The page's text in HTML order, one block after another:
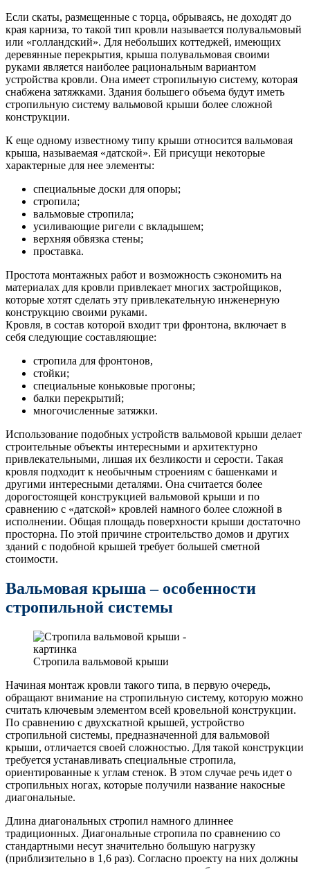
Если скаты, размещенные с торца, обрываясь, не доходят до
края карниза, то такой тип кровли называется полувальмовый
или «голландский». Для небольших коттеджей, имеющих
деревянные перекрытия, крыша полувальмовая своими
руками является наиболее рациональным вариантом
устройства кровли. Она имеет стропильную систему, которая
снабжена затяжками. Здания большего объема будут иметь
стропильную систему вальмовой крыши более сложной
конструкции.
К еще одному известному типу крыши относится вальмовая
крыша, называемая «датской». Ей присущи некоторые
характерные для нее элементы:
специальные доски для опоры;
стропила;
вальмовые стропила;
усиливающие ригели с вкладышем;
верхняя обвязка стены;
проставка.
Простота монтажных работ и возможность сэкономить на
материалах для кровли привлекает многих застройщиков,
которые хотят сделать эту привлекательную инженерную
конструкцию своими руками.
Кровля, в состав которой входит три фронтона, включает в
себя следующие составляющие:
стропила для фронтонов,
стойки;
специальные коньковые прогоны;
балки перекрытий;
многочисленные затяжки.
Использование подобных устройств вальмовой крыши делает
строительные объекты интересными и архитектурно
привлекательными, лишая их безликости и серости. Такая
кровля подходит к необычным строениям с башенками и
другими интересными деталями. Она считается более
дорогостоящей конструкцией вальмовой крыши и по
сравнению с «датской» кровлей намного более сложной в
исполнении. Общая площадь поверхности крыши достаточно
просторна. По этой причине строительство домов и других
зданий с подобной крышей требует большей сметной
стоимости.
Вальмовая крыша – особенности
стропильной системы
Стропила вальмовой крыши
Начиная монтаж кровли такого типа, в первую очередь,
обращают внимание на стропильную систему, которую можно
считать ключевым элементом всей кровельной конструкции.
По сравнению с двухскатной крышей, устройство
стропильной системы, предназначенной для вальмовой
крыши, отличается своей сложностью. Для такой конструкции
требуется устанавливать специальные стропила,
ориентированные к углам стенок. В этом случае речь идет о
стропильных ногах, которые получили название накосные
диагональные.
Длина диагональных стропил намного длиннее
традиционных. Диагональные стропила по сравнению со
стандартными несут значительно большую нагрузку
(приблизительно в 1,6 раз). Согласно проекту на них должны